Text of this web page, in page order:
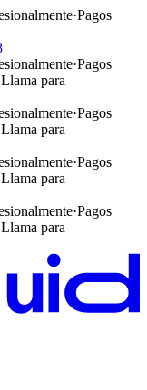
·Pagos
·Pagos
Llama para
·Pagos
Llama para
·Pagos
Llama para
·Pagos
Llama para